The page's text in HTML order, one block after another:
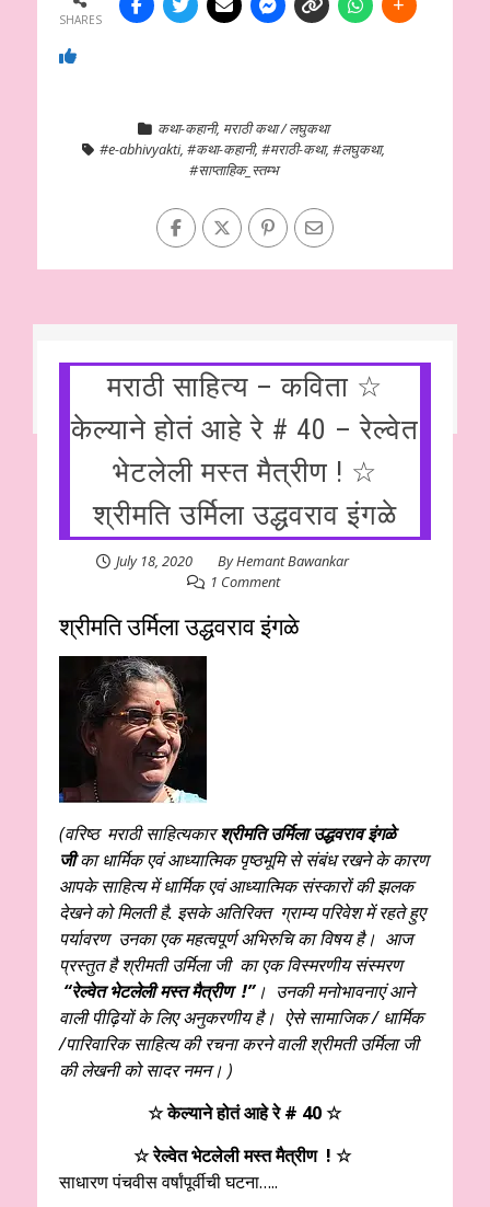
SHARES
कथा-कहानी, मराठी कथा / लघुकथा
#e-abhivyakti,#कथा-कहानी,#मराठी-कथा,#लघुकथा,
#साप्ताहिक_स्तम्भ
मराठी साहित्य – कविता ☆
केल्याने होतं आहे रे # 40 – रेल्वेत
भेटलेली मस्त मैत्रीण ! ☆
श्रीमति उर्मिला उद्धवराव इंगळे
July 18, 2020 ByHemant Bawankar
1 Comment
श्रीमति उर्मिला उद्धवराव इंगळे
(वरिष्ठ मराठी साहित्यकारश्रीमति उर्मिला उद्धवराव इंगळे
जीका धार्मिक एवं आध्यात्मिक पृष्ठभूमि से संबंध रखने के कारण
आपके साहित्य में धार्मिक एवं आध्यात्मिक संस्कारों की झलक
देखने को मिलती है. इसके अतिरिक्त ग्राम्य परिवेश में रहते हुए
पर्यावरण उनका एक महत्वपूर्ण अभिरुचि का विषय है। आज
प्रस्तुत है श्रीमती उर्मिला जी का एक विस्मरणीय संस्मरण
“रेल्वेत भेटलेली मस्त मैत्रीण !”। उनकी मनोभावनाएं आने
वाली पीढ़ियों के लिए अनुकरणीय है। ऐसे सामाजिक / धार्मिक
/पारिवारिक साहित्य की रचना करने वाली श्रीमती उर्मिला जी
की लेखनी को सादर नमन। )
☆ केल्याने होतं आहे रे # 40 ☆
☆ रेल्वेत भेटलेली मस्त मैत्रीण !☆
साधारण पंचवीस वर्षांपूर्वीची घटना…..